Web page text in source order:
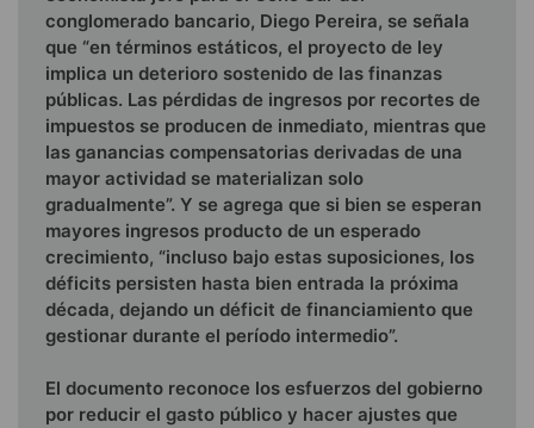
conglomerado bancario, Diego Pereira, se señala
que “en términos estáticos, el proyecto de ley
implica un deterioro sostenido de las finanzas
públicas. Las pérdidas de ingresos por recortes de
impuestos se producen de inmediato, mientras que
las ganancias compensatorias derivadas de una
mayor actividad se materializan solo
gradualmente”. Y se agrega que si bien se esperan
mayores ingresos producto de un esperado
crecimiento, “incluso bajo estas suposiciones, los
déficits persisten hasta bien entrada la próxima
década, dejando un déficit de financiamiento que
gestionar durante el período intermedio”.
El documento reconoce los esfuerzos del gobierno
por reducir el gasto público y hacer ajustes que